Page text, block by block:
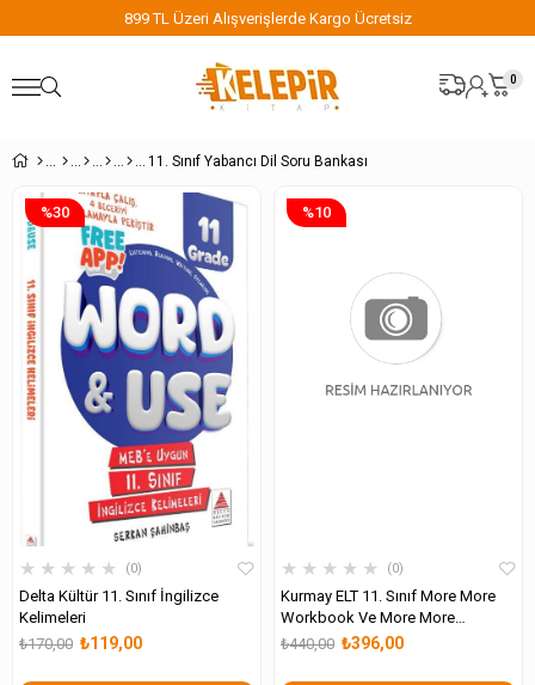
899 TL Üzeri Alışverişlerde Kargo Ücretsiz
0
11. Sınıf Yabancı Dil Soru Bankası
★ ★ ★ ★ ★ 0
Delta Kültür 11. Sınıf İngilizce
Kelimeleri
₺119,00
₺170,00
%30
★ ★ ★ ★ ★ 0
Kurmay ELT 11. Sınıf More More
Workbook Ve More More
Students Book
₺396,00
₺440,00
%10